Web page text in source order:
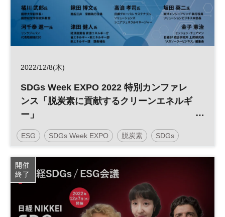
2022/12/8(木)
SDGs Week EXPO 2022 特別カンファレ
ンス「脱炭素に貢献するクリーンエネルギ
ー」
ESG SDGs Week EXPO 脱炭素 SDGs
デジタル DX
参加無料
開催
終了